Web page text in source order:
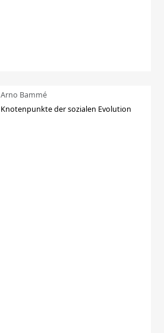
Arno Bammé
Knotenpunkte der sozialen Evolution